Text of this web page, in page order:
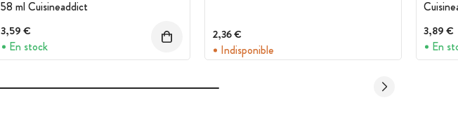
58 ml Cuisineaddict
3,59 €
En stock
2,36 €
Indisponible
3,89 €
En